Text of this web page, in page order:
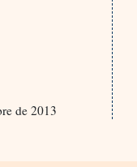
de 2013